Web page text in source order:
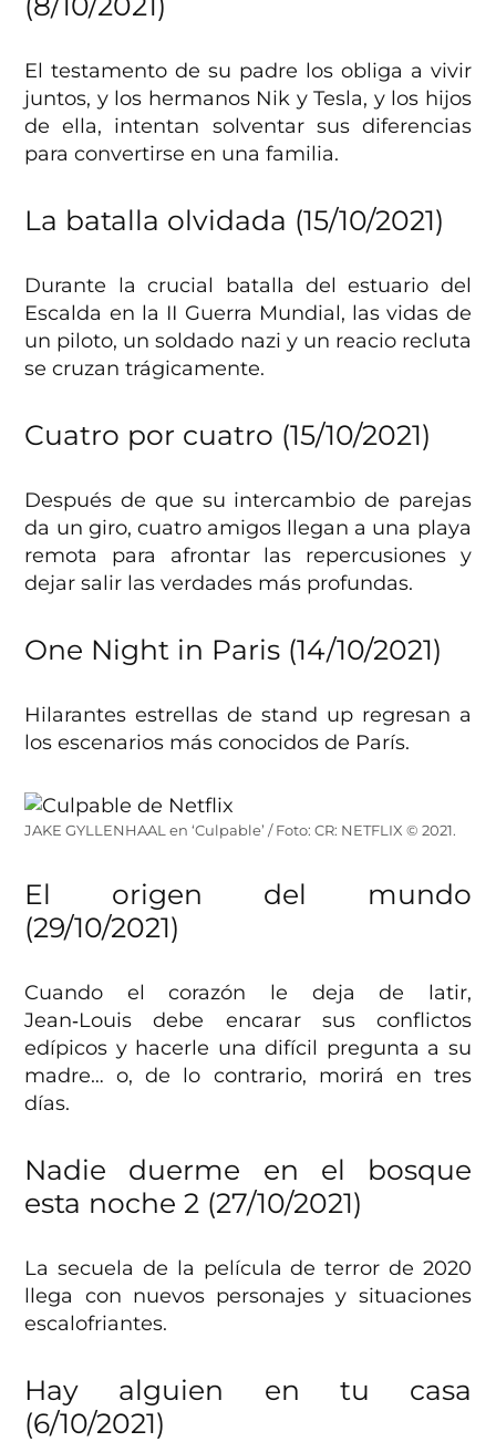
El testamento de su padre los obliga a vivir
juntos, y los hermanos Nik y Tesla, y los hijos
de ella, intentan solventar sus diferencias
para convertirse en una familia.
La batalla olvidada (15/10/2021)
Durante la crucial batalla del estuario del
Escalda en la II Guerra Mundial, las vidas de
un piloto, un soldado nazi y un reacio recluta
se cruzan trágicamente.
Cuatro por cuatro (15/10/2021)
Después de que su intercambio de parejas
da un giro, cuatro amigos llegan a una playa
remota para afrontar las repercusiones y
dejar salir las verdades más profundas.
One Night in Paris (14/10/2021)
Hilarantes estrellas de stand up regresan a
los escenarios más conocidos de París.
JAKE GYLLENHAAL en ‘Culpable’ / Foto: CR: NETFLIX © 2021.
El origen del mundo
(29/10/2021)
Cuando el corazón le deja de latir,
Jean‑Louis debe encarar sus conflictos
edípicos y hacerle una difícil pregunta a su
madre… o, de lo contrario, morirá en tres
días.
Nadie duerme en el bosque
esta noche 2 (27/10/2021)
La secuela de la película de terror de 2020
llega con nuevos personajes y situaciones
escalofriantes.
Hay alguien en tu casa
(6/10/2021)